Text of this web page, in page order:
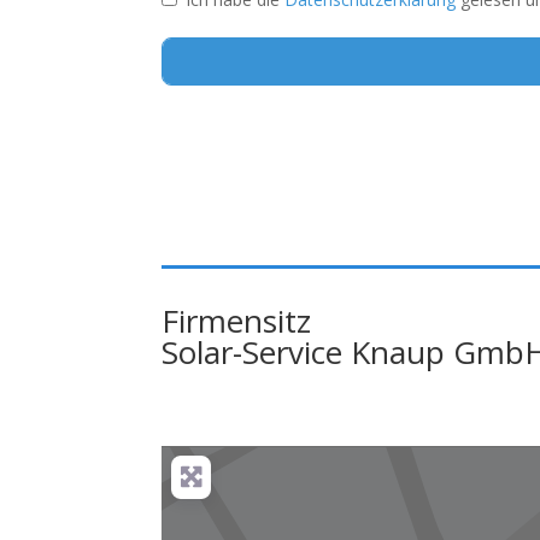
Firmensitz
Solar-Service Knaup